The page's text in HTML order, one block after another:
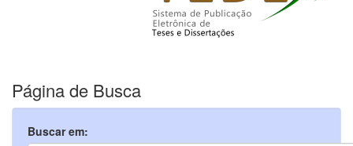
Página de Busca
Buscar em: